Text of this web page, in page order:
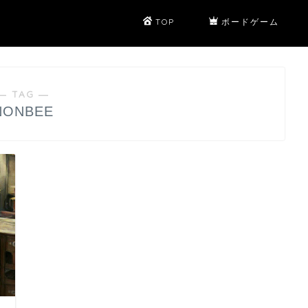
TOP ボードゲーム
TAG ―